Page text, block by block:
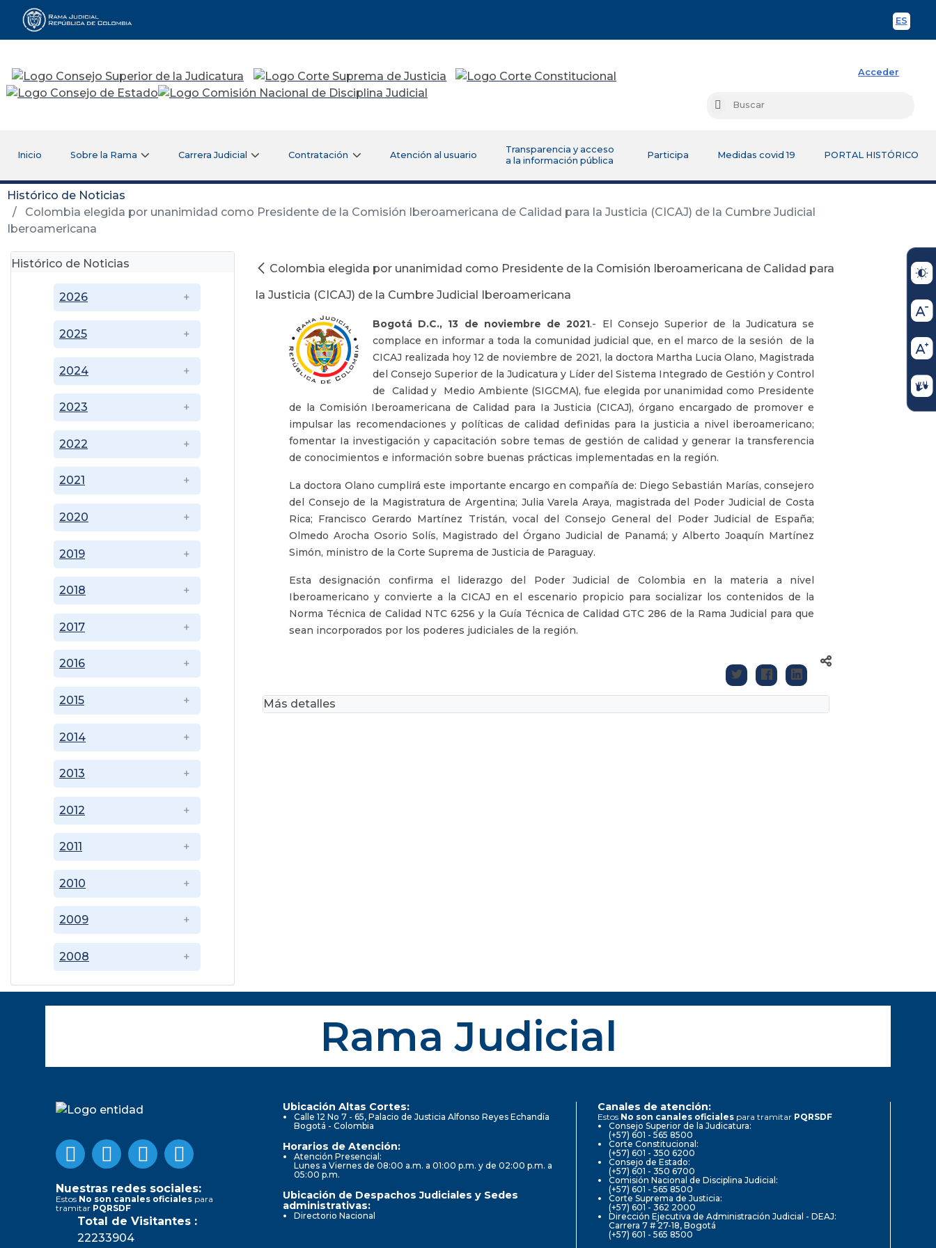
ES
Rama Judicial
Acceder
Buscar
Inicio Sobre la Rama Carrera Judicial Contratación Atención al usuario
Transparencia y acceso
a la información pública
Participa Medidas covid 19 PORTAL HISTÓRICO
Histórico de Noticias
Colombia elegida por unanimidad como Presidente de la Comisión Iberoamericana de Calidad para la Justicia (CICAJ) de la Cumbre Judicial
Iberoamericana
Histórico de Noticias
2008
2009
2010
2011
2012
2013
2014
2015
2016
2017
2018
2019
2020
2021
2022
2023
2024
2025
2026
Colombia elegida por unanimidad como Presidente de la Comisión Iberoamericana de Calidad para
la Justicia (CICAJ) de la Cumbre Judicial Iberoamericana
Bogotá D.C., 13 de noviembre de 2021.- El Consejo Superior de la Judicatura se
complace en informar a toda la comunidad judicial que, en el marco de la sesión de la
CICAJ realizada hoy 12 de noviembre de 2021, la doctora Martha Lucia Olano, Magistrada
del Consejo Superior de la Judicatura y Líder del Sistema Integrado de Gestión y Control
de Calidad y Medio Ambiente (SIGCMA), fue elegida por unanimidad como Presidente
de la Comisión Iberoamericana de Calidad para Ia Justicia (CICAJ), órgano encargado de promover e
impulsar las recomendaciones y políticas de calidad definidas para Ia justicia a nivel iberoamericano;
fomentar Ia investigación y capacitación sobre temas de gestión de calidad y generar Ia transferencia
de conocimientos e información sobre buenas prácticas implementadas en la región.
La doctora Olano cumplirá este importante encargo en compañía de: Diego Sebastián Marías, consejero
del Consejo de la Magistratura de Argentina; Julia Varela Araya, magistrada del Poder Judicial de Costa
Rica; Francisco Gerardo Martínez Tristán, vocal del Consejo General del Poder Judicial de España;
Olmedo Arocha Osorio Solís, Magistrado del Órgano Judicial de Panamá; y Alberto Joaquín Martínez
Simón, ministro de la Corte Suprema de Justicia de Paraguay.
Esta designación confirma el liderazgo del Poder Judicial de Colombia en la materia a nivel
Iberoamericano y convierte a la CICAJ en el escenario propicio para socializar los contenidos de la
Norma Técnica de Calidad NTC 6256 y la Guía Técnica de Calidad GTC 286 de la Rama Judicial para que
sean incorporados por los poderes judiciales de la región.
Más detalles
Rama Judicial
Nuestras redes sociales:
Estos No son canales oficiales para
tramitar PQRSDF
Total de Visitantes :
22233904
Ubicación Altas Cortes:
Calle 12 No 7 - 65, Palacio de Justicia Alfonso Reyes Echandía
Bogotá - Colombia
Horarios de Atención:
Atención Presencial:
Lunes a Viernes de 08:00 a.m. a 01:00 p.m. y de 02:00 p.m. a
05:00 p.m.
Ubicación de Despachos Judiciales y Sedes
administrativas:
Directorio Nacional
Canales de atención:
Estos No son canales oficiales para tramitar PQRSDF
Consejo Superior de la Judicatura:
(+57) 601 - 565 8500
Corte Constitucional:
(+57) 601 - 350 6200
Consejo de Estado:
(+57) 601 - 350 6700
Comisión Nacional de Disciplina Judicial:
(+57) 601 - 565 8500
Corte Suprema de Justicia:
(+57) 601 - 362 2000
Dirección Ejecutiva de Administración Judicial - DEAJ:
Carrera 7 # 27-18, Bogotá
(+57) 601 - 565 8500